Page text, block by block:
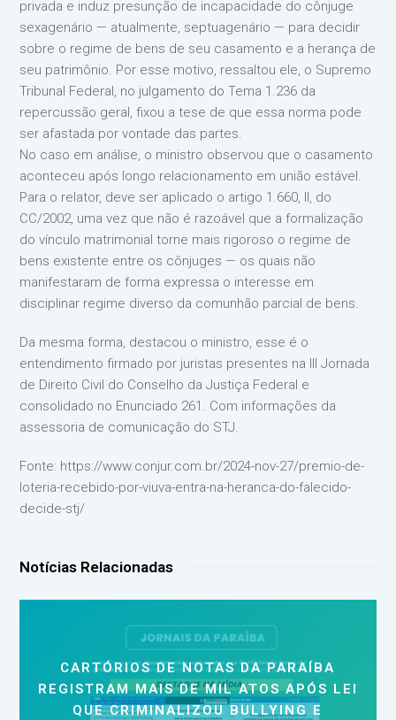
privada e induz presunção de incapacidade do cônjuge
sexagenário — atualmente, septuagenário — para decidir
sobre o regime de bens de seu casamento e a herança de
seu patrimônio. Por esse motivo, ressaltou ele, o Supremo
Tribunal Federal, no julgamento do Tema 1.236 da
repercussão geral, fixou a tese de que essa norma pode
ser afastada por vontade das partes.
No caso em análise, o ministro observou que o casamento
aconteceu após longo relacionamento em união estável.
Para o relator, deve ser aplicado o artigo 1.660, II, do
CC/2002, uma vez que não é razoável que a formalização
do vínculo matrimonial torne mais rigoroso o regime de
bens existente entre os cônjuges — os quais não
manifestaram de forma expressa o interesse em
disciplinar regime diverso da comunhão parcial de bens.
Da mesma forma, destacou o ministro, esse é o
entendimento firmado por juristas presentes na III Jornada
de Direito Civil do Conselho da Justiça Federal e
consolidado no Enunciado 261. Com informações da
assessoria de comunicação do STJ.
Fonte: https://www.conjur.com.br/2024-nov-27/premio-de-
loteria-recebido-por-viuva-entra-na-heranca-do-falecido-
decide-stj/
Notícias Relacionadas
CARTÓRIOS DE NOTAS DA PARAÍBA
REGISTRAM MAIS DE MIL ATOS APÓS LEI
QUE CRIMINALIZOU BULLYING E